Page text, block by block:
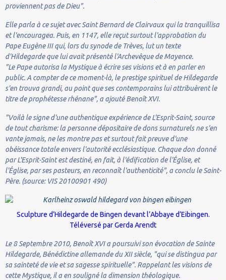
proviennent pas de Dieu".
Elle parla à ce sujet avec Saint Bernard de Clairvaux qui la tranquillisa
et l'encouragea. Puis, en 1147, elle reçut surtout l'approbation du
Pape Eugène III qui, lors du synode de Trèves, lut un texte
d'Hildegarde que lui avait présenté l'Archevêque de Mayence.
"Le Pape autorisa la Mystique à écrire ses visions et à en parler en
public. A compter de ce moment-là, le prestige spirituel de Hildegarde
s'en trouva grandi, au point que ses contemporains lui attribuèrent le
titre de prophétesse rhénane", a ajouté Benoît XVI.
"Voilà le signe d'une authentique expérience de L'Esprit-Saint, source
de tout charisme: la personne dépositaire de dons surnaturels ne s'en
vante jamais, ne les montre pas et surtout fait preuve d'une
obéissance totale envers l'autorité ecclésiastique. Chaque don donné
par L'Esprit-Saint est destiné, en fait, à l'édification de l'Église, et
l'Église, par ses pasteurs, en reconnaît l'authenticité", a conclu le Saint-
Père. (source: VIS 20100901 490)
Sculpture d’Hildegarde de Bingen devant l’Abbaye d’Eibingen.
Téléversé par Gerda Arendt
Le 8 Septembre 2010, Benoît XVI a poursuivi son évocation de Sainte
Hildegarde, Bénédictine allemande du XII siècle, "qui se distingua par
sa sainteté de vie et sa sagesse spirituelle". Rappelant les visions de
cette Mystique, il a en souligné la dimension théologique.